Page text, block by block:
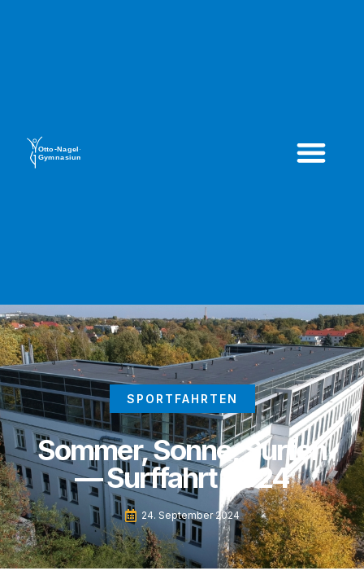
SPORTFAHRTEN
Sommer, Sonne, Surfen
— Surffahrt 2024
24. September 2024